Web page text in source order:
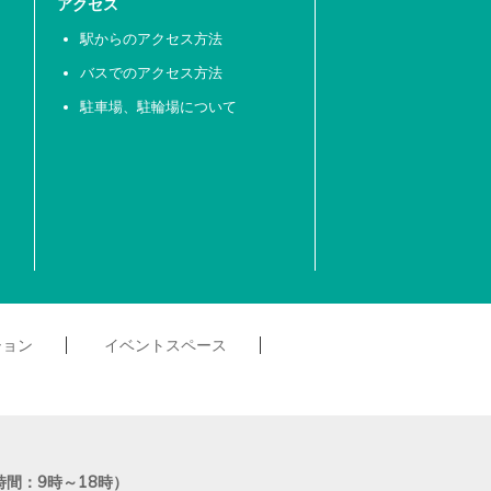
駅からのアクセス方法
バスでのアクセス方法
駐車場、駐輪場について
ン イベントスペース
：9時～18時）